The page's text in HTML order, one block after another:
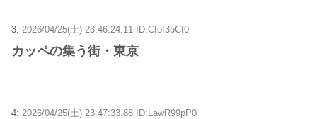
3: 2026/04/25(土) 23:46:24.11 ID:Cfof3bCf0
カッペの集う街・東京
4: 2026/04/25(土) 23:47:33.88 ID:LawR99pP0